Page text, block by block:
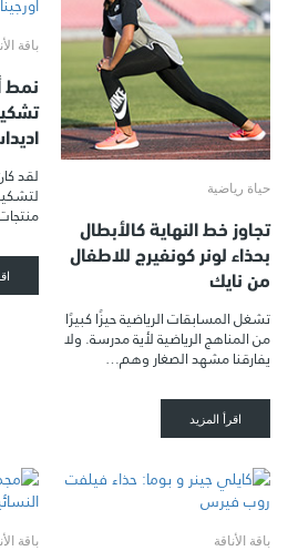
حياة رياضية
تجاوز خط النهاية كالأبطال
بحذاء لونر كونفيرج للاطفال
من نايك
تشغل المسابقات الرياضية حيزًا كبيرًا
من المناهج الرياضية لأية مدرسة. ولا
يفارقنا مشهد الصغار وهم…
اقرأ المزيد
باقة
نمط
باقة الأناقة باقة